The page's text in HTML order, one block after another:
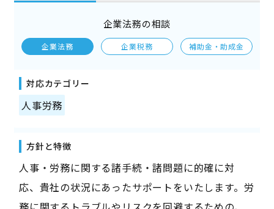
企業法務の相談
企業法務 企業税務 補助金・助成金
対応カテゴリー
人事労務
方針と特徴
人事・労務に関する諸手続・諸問題に的確に対
応、貴社の状況にあったサポートをいたします。労